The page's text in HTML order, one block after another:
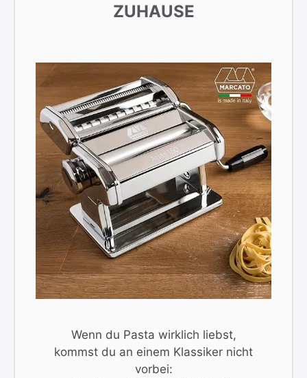
ZUHAUSE
Wenn du Pasta wirklich liebst,
kommst du an einem Klassiker nicht
vorbei: